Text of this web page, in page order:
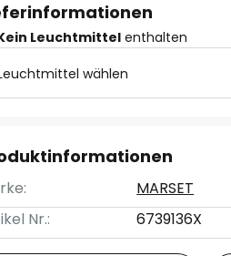
Leuchtmittel enthalten
wählen
MARSET
Nr.:
6739136X